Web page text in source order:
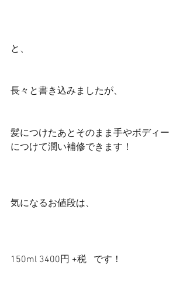
と、
長々と書き込みましたが、
髪につけたあとそのまま手やボディー
につけて潤い補修できます！
気になるお値段は、
150ml 3400円 +税   です！